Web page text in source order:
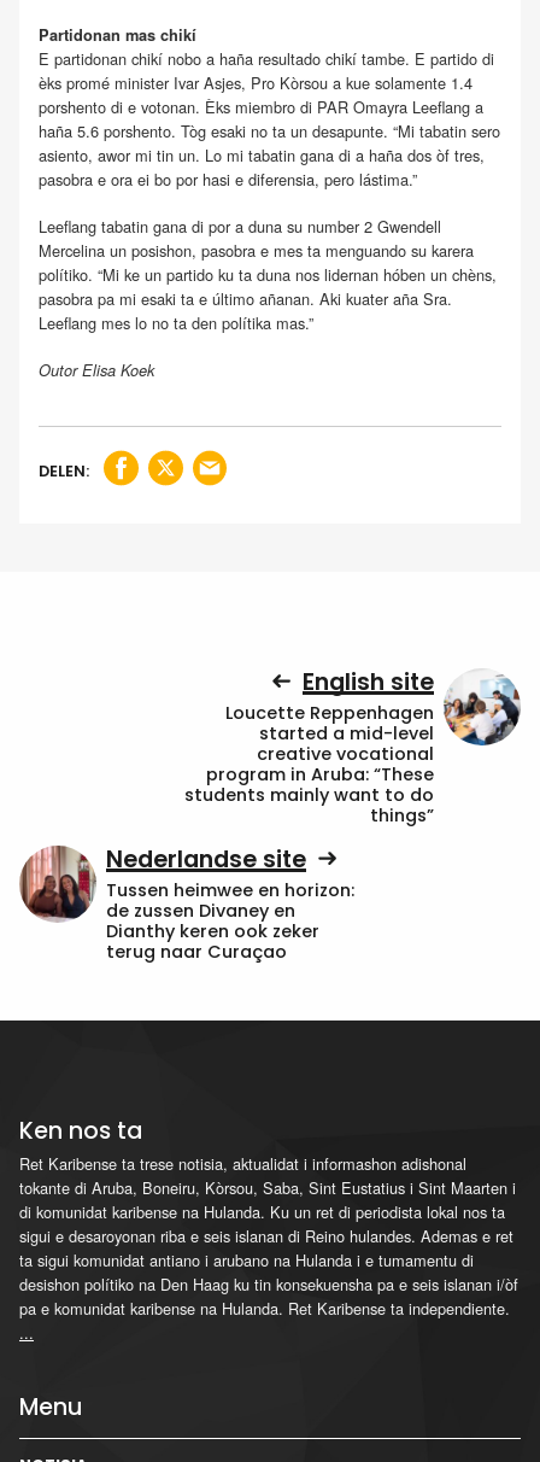
Partidonan mas chikí
E partidonan chikí nobo a haña resultado chikí tambe. E partido di
èks promé minister Ivar Asjes, Pro Kòrsou a kue solamente 1.4
porshento di e votonan. Èks miembro di PAR Omayra Leeflang a
haña 5.6 porshento. Tòg esaki no ta un desapunte. “Mi tabatin sero
asiento, awor mi tin un. Lo mi tabatin gana di a haña dos òf tres,
pasobra e ora ei bo por hasi e diferensia, pero lástima.”
Leeflang tabatin gana di por a duna su number 2 Gwendell
Mercelina un posishon, pasobra e mes ta menguando su karera
polítiko. “Mi ke un partido ku ta duna nos lidernan hóben un chèns,
pasobra pa mi esaki ta e último añanan. Aki kuater aña Sra.
Leeflang mes lo no ta den polítika mas.”
Outor Elisa Koek
DELEN:
English site
Loucette Reppenhagen
started a mid-level
creative vocational
program in Aruba: “These
students mainly want to do
things”
Nederlandse site
Tussen heimwee en horizon:
de zussen Divaney en
Dianthy keren ook zeker
terug naar Curaçao
Ken nos ta
Ret Karibense ta trese notisia, aktualidat i informashon adishonal
tokante di Aruba, Boneiru, Kòrsou, Saba, Sint Eustatius i Sint Maarten i
di komunidat karibense na Hulanda. Ku un ret di periodista lokal nos ta
sigui e desaroyonan riba e seis islanan di Reino hulandes. Ademas e ret
ta sigui komunidat antiano i arubano na Hulanda i e tumamentu di
desishon polítiko na Den Haag ku tin konsekuensha pa e seis islanan i/òf
pa e komunidat karibense na Hulanda. Ret Karibense ta independiente.
...
Menu